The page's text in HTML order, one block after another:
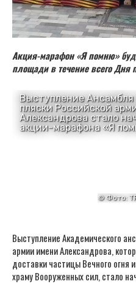
Акция-марафон «Я помню»
площади в течение всего Дня
Выступление Академического
армии имени Александрова,
доставки частицы Вечного огня
храму Вооруженных сил, стало